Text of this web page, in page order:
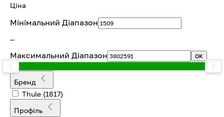
Ціна
Мінімальний Діапазон
—
Максимальний Діапазон OK
Бренд
Thule (1817)
Профіль